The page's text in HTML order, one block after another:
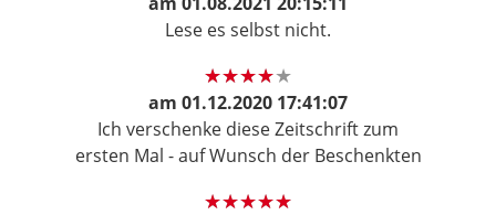
Lese es selbst nicht.
am 01.12.2020 17:41:07
Ich verschenke diese Zeitschrift zum
ersten Mal - auf Wunsch der Beschenkten